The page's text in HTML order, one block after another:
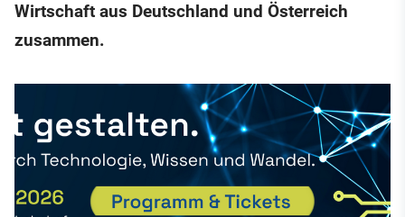
Wirtschaft aus Deutschland und Österreich
zusammen.